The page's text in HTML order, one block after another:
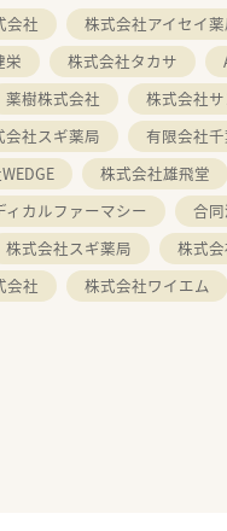
会社 株式会社アイセイ
栄 株式会社タカサ
薬樹株式会社 株式会社
会社スギ薬局 有限会社
株式会社雄飛堂
カルファーマシー 合
株式会社スギ薬局 株式
会社 株式会社ワイエム